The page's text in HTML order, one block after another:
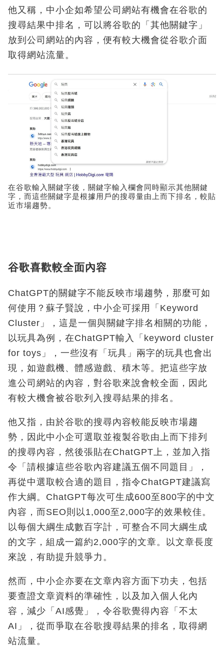
他又稱，中小企如希望公司網站有機會在谷歌的
搜尋結果中排名，可以將谷歌的「其他關鍵字」
放到公司網站的內容，便有較大機會從谷歌介面
取得網站流量。
在谷歌輸入關鍵字後，關鍵字輸入欄會同時顯示其他關鍵
字，而這些關鍵字是根據用戶的搜尋量由上而下排名，較貼
近市場趨勢。
谷歌喜歡較全面內容
ChatGPT的關鍵字不能反映市場趨勢，那麼可如
何使用？蘇子賢說，中小企可採用「Keyword
Cluster」，這是一個與關鍵字排名相關的功能，
以玩具為例，在ChatGPT輸入「keyword cluster
for toys」，一些沒有「玩具」兩字的玩具也會出
現，如遊戲機、體感遊戲、積木等。把這些字放
進公司網站的內容，對谷歌來說會較全面，因此
有較大機會被谷歌列入搜尋結果的排名。
他又指，由於谷歌的搜尋內容較能反映市場趨
勢，因此中小企可選取並複製谷歌由上而下排列
的搜尋內容，然後張貼在ChatGPT上，並加入指
令「請根據這些谷歌內容建議五個不同題目」，
再從中選取較合適的題目，指令ChatGPT建議寫
作大綱。ChatGPT每次可生成600至800字的中文
內容，而SEO則以1,000至2,000字的效果較佳。
以每個大綱生成數百字計，可整合不同大綱生成
的文字，組成一篇約2,000字的文章。以文章長度
來說，有助提升競爭力。
然而，中小企亦要在文章內容方面下功夫，包括
要查證文章資料的準確性，以及加入個人化內
容，減少「AI感覺」，令谷歌覺得內容「不太
AI」，從而爭取在谷歌搜尋結果的排名，取得網
站流量。